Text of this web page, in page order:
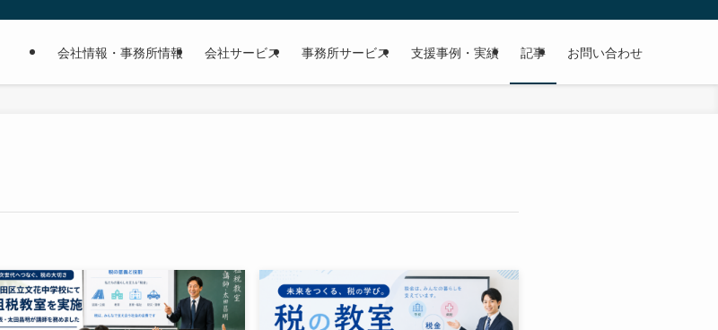
会社情報・事務所情報 会社サービス 事務所サービス 支援事例・実績 記事 お問い合わせ